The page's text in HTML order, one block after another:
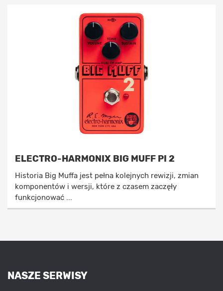
ELECTRO-HARMONIX BIG MUFF PI 2
Historia Big Muffa jest pełna kolejnych rewizji, zmian
komponentów i wersji, które z czasem zaczęły
funkcjonować ...
NASZE SERWISY